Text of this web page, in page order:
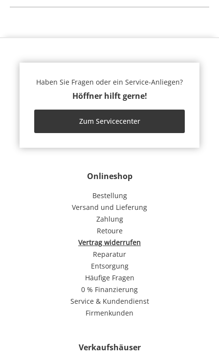
Onlineshop
Bestellung
Versand und Lieferung
Zahlung
Retoure
Vertrag widerrufen
Reparatur
Entsorgung
Häufige Fragen
0 % Finanzierung
Service & Kundendienst
Firmenkunden
Verkaufshäuser
Haben Sie Fragen oder ein Service-Anliegen?
Höffner hilft gerne!
Zum Servicecenter